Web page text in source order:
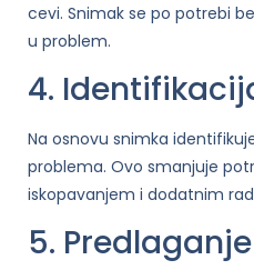
cevi. Snimak se po potrebi
u problem.
4.
Na osnovu snimka
problema. Ovo smanjuje
iskopavanjem i dodatnim
5.